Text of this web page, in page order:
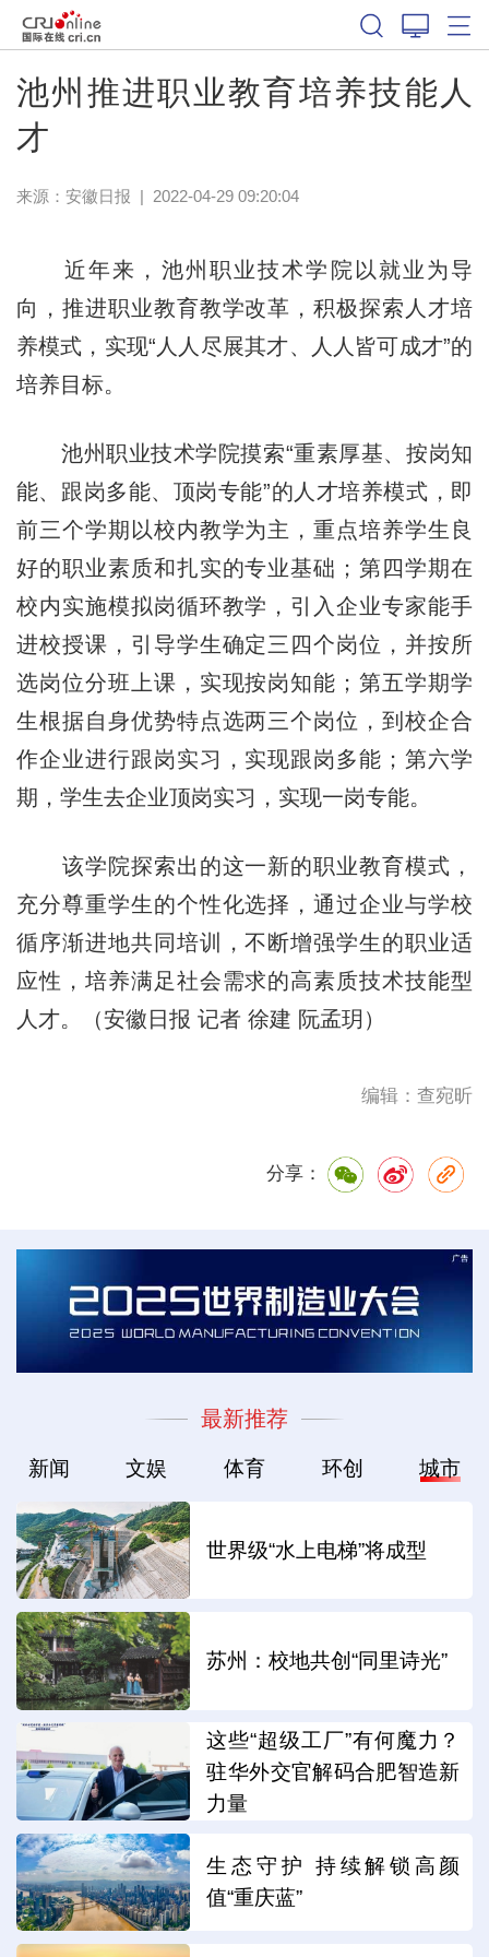
池州推进职业教育培养技能人
才
来源： 安徽日报 | 2022-04-29 09:20:04
近年来，池州职业技术学院以就业为导
向，推进职业教育教学改革，积极探索人才培
养模式，实现“人人尽展其才、人人皆可成才”的
培养目标。
池州职业技术学院摸索“重素厚基、按岗知
能、跟岗多能、顶岗专能”的人才培养模式，即
前三个学期以校内教学为主，重点培养学生良
好的职业素质和扎实的专业基础；第四学期在
校内实施模拟岗循环教学，引入企业专家能手
进校授课，引导学生确定三四个岗位，并按所
选岗位分班上课，实现按岗知能；第五学期学
生根据自身优势特点选两三个岗位，到校企合
作企业进行跟岗实习，实现跟岗多能；第六学
期，学生去企业顶岗实习，实现一岗专能。
该学院探索出的这一新的职业教育模式，
充分尊重学生的个性化选择，通过企业与学校
循序渐进地共同培训，不断增强学生的职业适
应性，培养满足社会需求的高素质技术技能型
人才。（安徽日报 记者 徐建 阮孟玥）
编辑：查宛昕
分享：
最新推荐
新闻 文娱 体育 环创 城市
世界级“水上电梯”将成型
苏州：校地共创“同里诗光”
这些“超级工厂”有何魔力？
驻华外交官解码合肥智造新
力量
生态守护 持续解锁高颜
值“重庆蓝”